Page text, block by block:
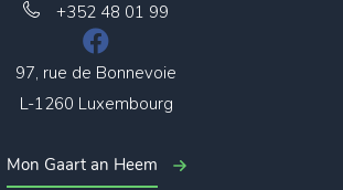
+352 48 01 99
97, rue de Bonnevoie
L-1260 Luxembourg
Mon Gaart an Heem